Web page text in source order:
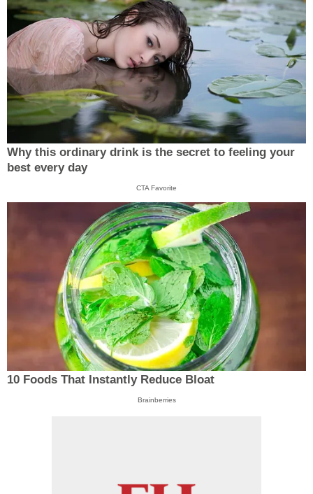
Why this ordinary drink is the secret to feeling your
best every day
CTA Favorite
10 Foods That Instantly Reduce Bloat
Brainberries